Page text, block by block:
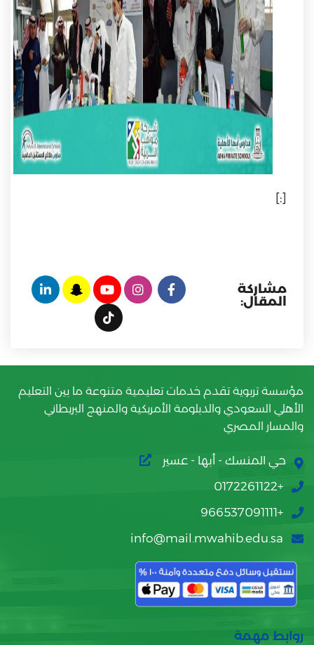
[:]
مشاركة
المقال:
مؤسسة تربوية تقدم خدمات تعليمية متنوعة ما بين التعليم
الأهلي السعودي والدبلومة الأمريكية والمنهج البريطاني
والمسار المصري
حي المنسك - أبها - عسير
+0172261122
+966537091111
info@mail.mwahib.edu.sa
روابط مهمة